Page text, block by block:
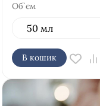
Об`єм
В кошик